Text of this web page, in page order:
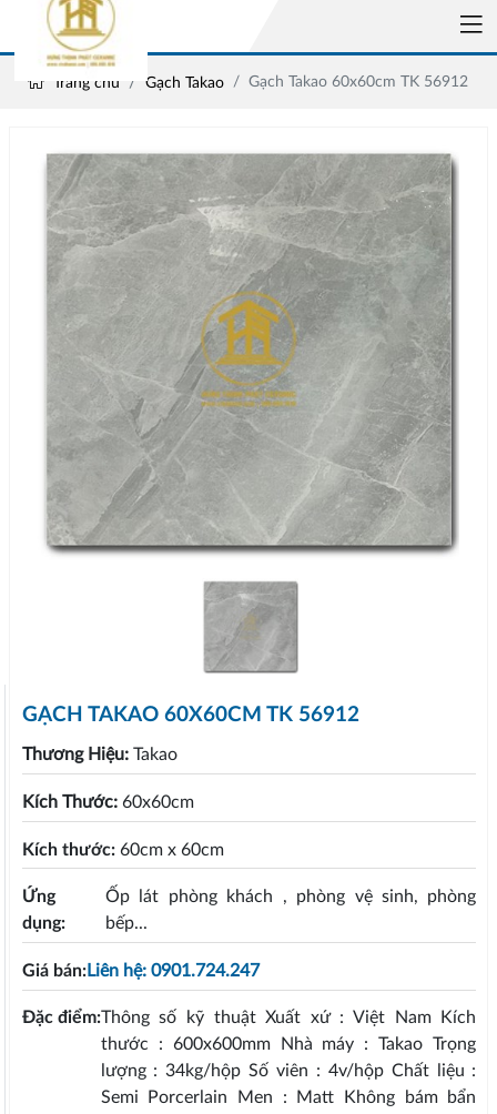
Trang chủ Gạch Takao Gạch Takao 60x60cm TK 56912
GẠCH TAKAO 60X60CM TK 56912
Thương Hiệu: Takao
Kích Thước: 60x60cm
Kích thước: 60cm x 60cm
Ứng
dụng:
Ốp lát phòng khách , phòng vệ sinh, phòng
bếp...
Giá bán:Liên hệ: 0901.724.247
Đặc điểm:Thông số kỹ thuật Xuất xứ : Việt Nam Kích
thước : 600x600mm Nhà máy : Takao Trọng
lượng : 34kg/hộp Số viên : 4v/hộp Chất liệu :
Semi Porcerlain Men : Matt Không bám bẩn